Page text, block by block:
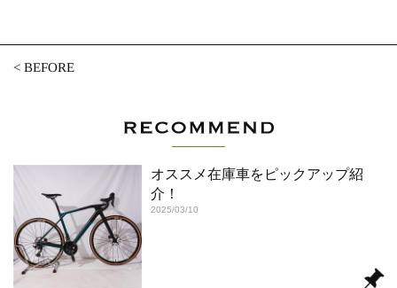
<BEFORE
オススメ在庫車をピックアップ紹
介！
2025/03/10